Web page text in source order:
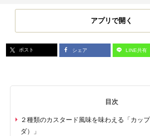
アプリで開く
ポスト シェア LINE共有
目次
２種類のカスタード風味を味わえる「カッ
ダ）」